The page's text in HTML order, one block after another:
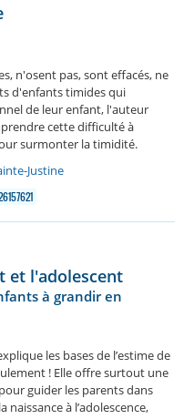
n'osent pas, sont effacés, ne
d'enfants timides qui
de leur enfant, l'auteur
cette difficulté à
surmonter la timidité.
Justine
et l'adolescent
à grandir en
les bases de l’estime de
! Elle offre surtout une
guider les parents dans
à l’adolescence,